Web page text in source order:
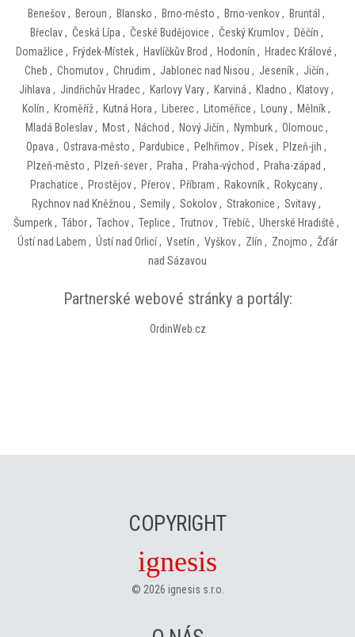
Benešov, Beroun , Blansko , Brno-město , Brno-venkov, Bruntál ,
Břeclav, Česká Lípa , České Budějovice , Český Krumlov, Děčín ,
Domažlice , Frýdek-Místek, Havlíčkův Brod , Hodonín , Hradec Králové ,
Cheb , Chomutov, Chrudim , Jablonec nad Nisou , Jeseník, Jičín ,
Jihlava , Jindřichův Hradec, Karlovy Vary, Karviná , Kladno , Klatovy,
Kolín , Kroměříž, Kutná Hora , Liberec, Litoměřice , Louny, Mělník,
Mladá Boleslav, Most, Náchod , Nový Jičín , Nymburk, Olomouc,
Opava , Ostrava-město , Pardubice , Pelhřimov, Písek, Plzeň-jih ,
Plzeň-město , Plzeň-sever, Praha , Praha-východ , Praha-západ ,
Prachatice , Prostějov, Přerov, Příbram , Rakovník, Rokycany,
Rychnov nad Kněžnou , Semily, Sokolov, Strakonice , Svitavy,
Šumperk, Tábor, Tachov, Teplice , Trutnov, Třebíč, Uherské Hradiště ,
Ústí nad Labem , Ústí nad Orlicí, Vsetín , Vyškov, Zlín , Znojmo , Žďár
nad Sázavou
Partnerské webové stránky a portály:
OrdinWeb.cz
COPYRIGHT
ignesis
© 2026 ignesis s.r.o.